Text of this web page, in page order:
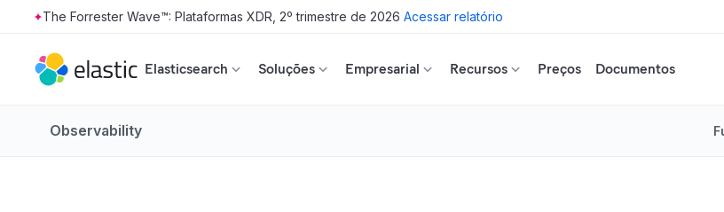
Skip to main content
The Forrester Wave™: Plataformas XDR, 2º trimestre de 2026 Acessar relatório
Elasticsearch Soluções Empresarial Recursos Preços Documentos
Observability